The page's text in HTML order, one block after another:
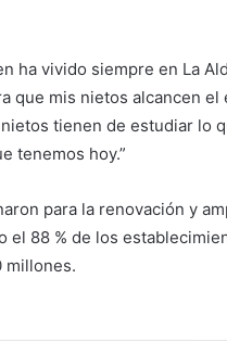
ha vivido siempre en La
que mis nietos alcancen
tienen de estudiar lo
tenemos hoy.”
para la renovación y
88 % de los
millones.